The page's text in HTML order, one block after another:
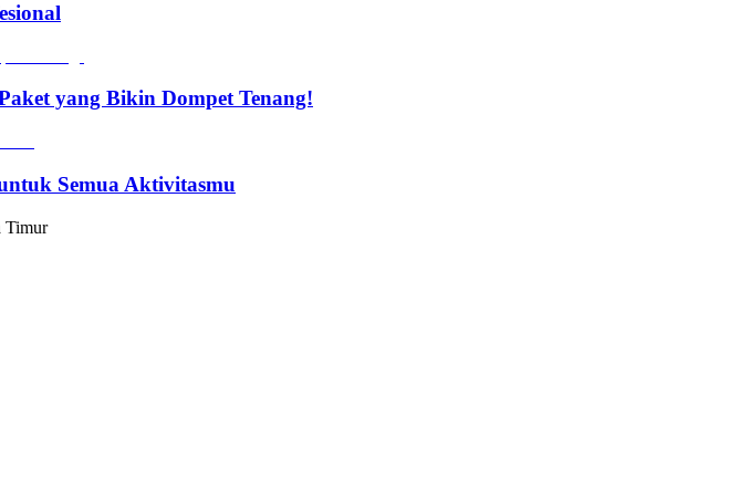
yang Bikin Dompet Tenang!
Semua Aktivitasmu
Timur